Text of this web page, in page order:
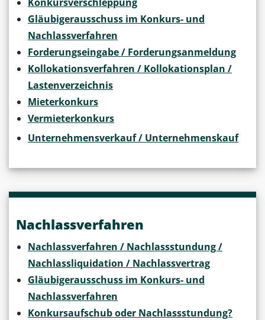
Gläubigerausschuss im Konkurs- und
Nachlassverfahren
Forderungseingabe / Forderungsanmeldung
Kollokationsverfahren / Kollokationsplan /
Lastenverzeichnis
Mieterkonkurs
Vermieterkonkurs
Unternehmensverkauf / Unternehmenskauf
Nachlassverfahren
Nachlassverfahren / Nachlassstundung /
Nachlassliquidation / Nachlassvertrag
Gläubigerausschuss im Konkurs- und
Nachlassverfahren
Konkursaufschub oder Nachlassstundung?